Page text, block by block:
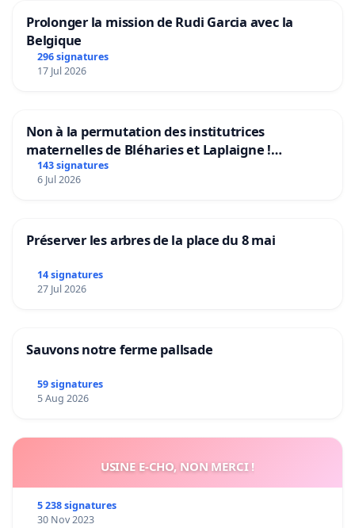
Prolonger la mission de Rudi Garcia avec la
Belgique
296 signatures
17 Jul 2026
Non à la permutation des institutrices
maternelles de Bléharies et Laplaigne !
Préservons la stabilité de nos enfants.
143 signatures
6 Jul 2026
Préserver les arbres de la place du 8 mai
14 signatures
27 Jul 2026
Sauvons notre ferme pallsade
59 signatures
5 Aug 2026
USINE E-CHO, NON MERCI !
5 238 signatures
30 Nov 2023